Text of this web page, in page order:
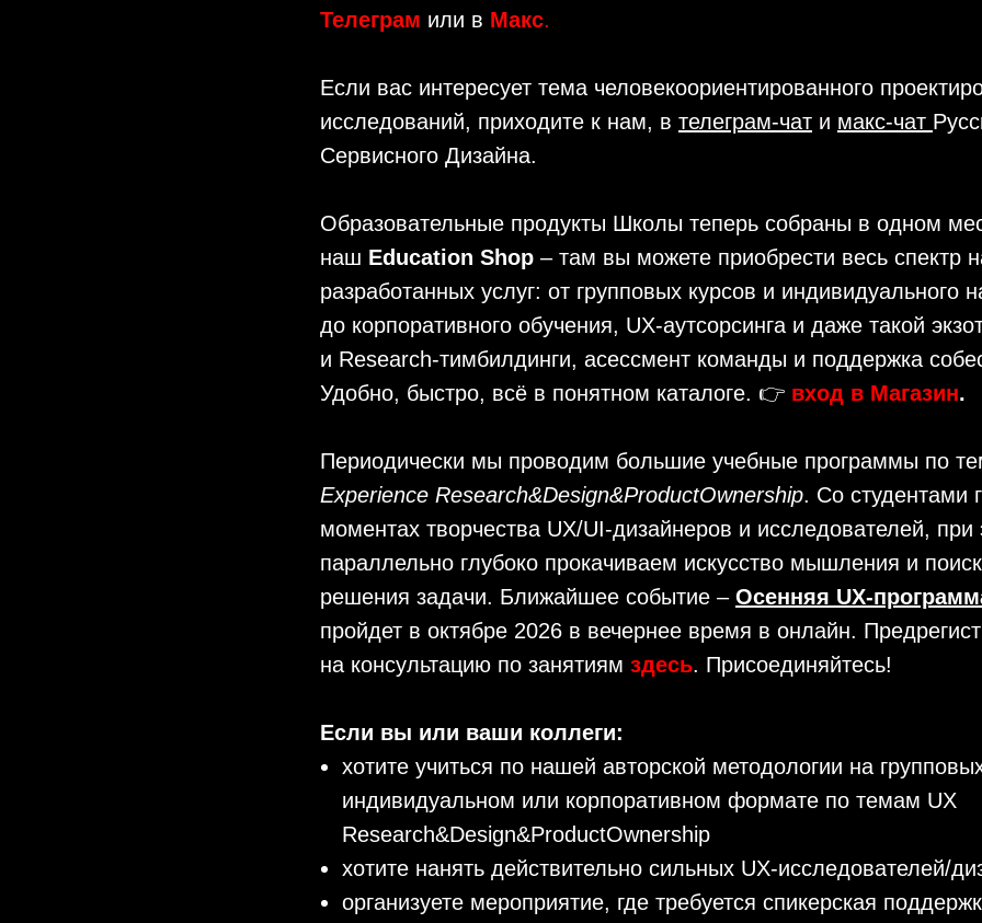
Телеграм или в Макс.
Если вас интересует тема человекоориентированного
исследований, приходите к нам, в телеграм-чат и макс-чат
Сервисного Дизайна.
Образовательные продукты Школы теперь собраны в одном
наш Education Shop – там вы можете приобрести весь спектр
разработанных услуг: от групповых курсов и индивидуального
до корпоративного обучения, UX-аутсорсинга и даже такой
и Research-тимбилдинги, асессмент команды и поддержка
Удобно, быстро, всё в понятном каталоге. 👉 вход в Магазин.
Периодически мы проводим большие учебные программы по
Experience Research&Design&ProductOwnership. Со студентами
моментах творчества UX/UI-дизайнеров и исследователей, при
параллельно глубоко прокачиваем искусство мышления и
решения задачи. Ближайшее событие – Осенняя UX-
пройдет в октябре 2026 в вечернее время в онлайн.
на консультацию по занятиям здесь. Присоединяйтесь!
Если вы или ваши коллеги:
хотите учиться по нашей авторской методологии на
индивидуальном или корпоративном формате по темам UX
Research&Design&ProductOwnership
хотите нанять действительно сильных UX-исследователей/
организуете мероприятие, где требуется спикерская